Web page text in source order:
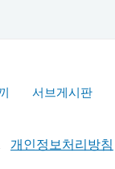
서브게시판
개인정보처리방침